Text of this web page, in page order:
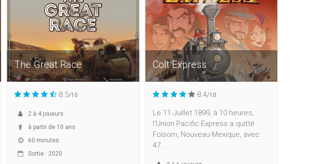
The Great Race
8.5/10
2 à 4 joueurs
à partir de 10 ans
60 minutes
Sortie : 2020
Colt Express
8.4/10
Le 11 Juillet 1899, à 10 heures,
l'Union Pacific Express a quitté
Folsom, Nouveau-Mexique, avec
47...